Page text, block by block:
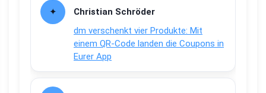
Christian Schröder
dm verschenkt vier Produkte: Mit
einem QR-Code landen die Coupons in
Eurer App